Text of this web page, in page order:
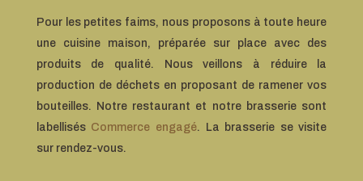
Pour les petites faims, nous proposons à toute heure
une cuisine maison, préparée sur place avec des
produits de qualité. Nous veillons à réduire la
production de déchets en proposant de ramener vos
bouteilles. Notre restaurant et notre brasserie sont
labellisés Commerce engagé. La brasserie se visite
sur rendez-vous.